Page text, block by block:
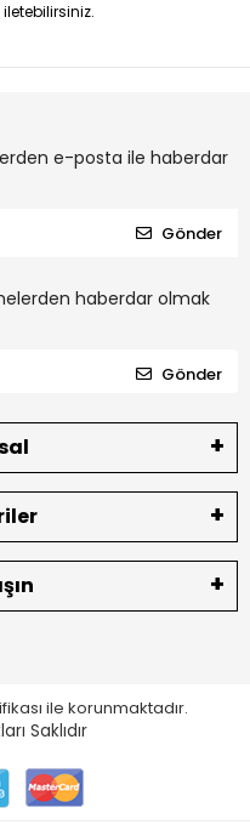
e-posta ile haberdar
Gönder
haberdar olmak
Gönder
ile korunmaktadır.
Saklıdır